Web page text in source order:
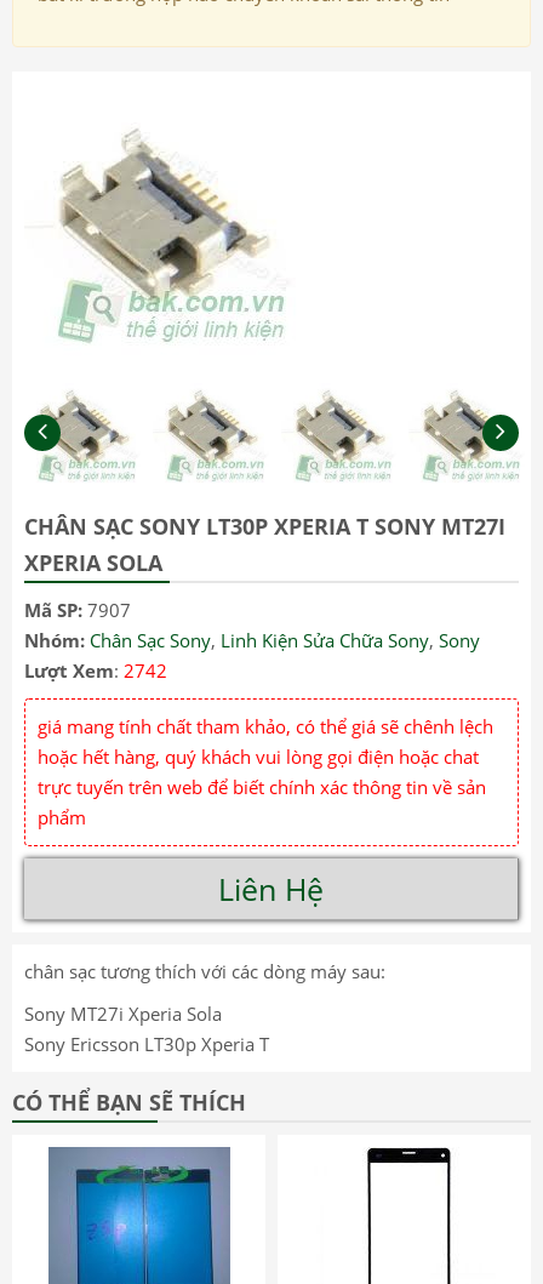
CHÂN SẠC SONY LT30P XPERIA T SONY MT27I
XPERIA SOLA
Mã SP: 7907
Nhóm: Chân Sạc Sony, Linh Kiện Sửa Chữa Sony, Sony
Lượt Xem: 2742
giá mang tính chất tham khảo, có thể giá sẽ chênh lệch
hoặc hết hàng, quý khách vui lòng gọi điện hoặc chat
trực tuyến trên web để biết chính xác thông tin về sản
phẩm
Liên Hệ
chân sạc tương thích với các dòng máy sau:
Sony MT27i Xperia Sola
Sony Ericsson LT30p Xperia T
CÓ THỂ BẠN SẼ THÍCH